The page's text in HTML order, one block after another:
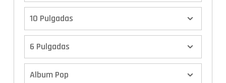
10 Pulgadas
6 Pulgadas
Album Pop